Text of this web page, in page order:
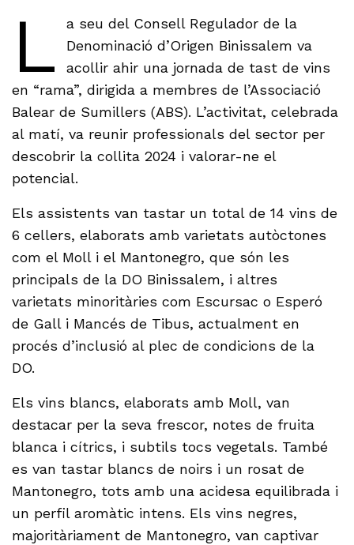
L
a seu del Consell Regulador de la
Denominació d’Origen Binissalem va
acollir ahir una jornada de tast de vins
en “rama”, dirigida a membres de l’Associació
Balear de Sumillers (ABS). L’activitat, celebrada
al matí, va reunir professionals del sector per
descobrir la collita 2024 i valorar-ne el
potencial.
Els assistents van tastar un total de 14 vins de
6 cellers, elaborats amb varietats autòctones
com el Moll i el Mantonegro, que són les
principals de la DO Binissalem, i altres
varietats minoritàries com Escursac o Esperó
de Gall i Mancés de Tibus, actualment en
procés d’inclusió al plec de condicions de la
DO.
Els vins blancs, elaborats amb Moll, van
destacar per la seva frescor, notes de fruita
blanca i cítrics, i subtils tocs vegetals. També
es van tastar blancs de noirs i un rosat de
Mantonegro, tots amb una acidesa equilibrada i
un perfil aromàtic intens. Els vins negres,
majoritàriament de Mantonegro, van captivar